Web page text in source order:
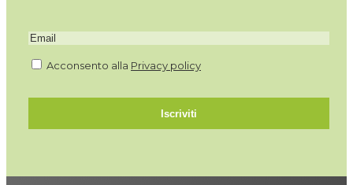
Acconsento alla Privacy policy
Iscriviti